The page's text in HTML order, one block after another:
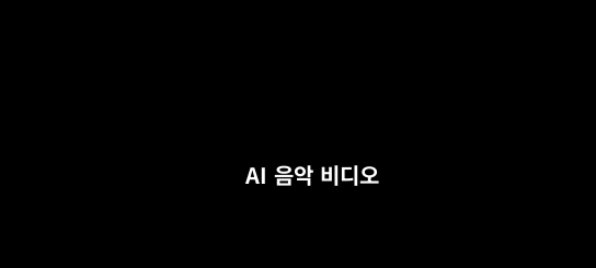
AI 음악 비디오